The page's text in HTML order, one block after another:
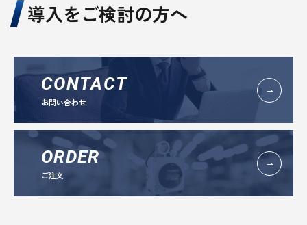
導入をご検討の方へ
CONTACT
お問い合わせ
ORDER
ご注文